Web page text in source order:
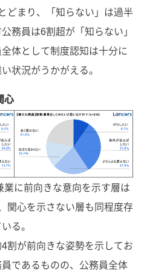
どまり、「知らない」は過半
務員は6割超が「知らない」
体として制度認知は十分に
状況がうかがえる。
心
業に前向きな意向を示す層は
関心を示さない層も同程度存
る。
割が前向きな姿勢を示してお
であるものの、公務員全体